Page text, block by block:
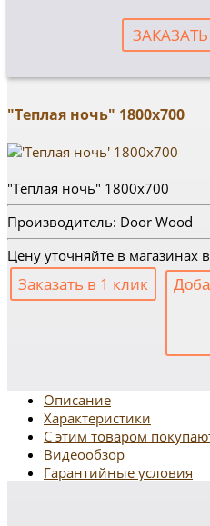
"Теплая ночь" 1800х700
"Теплая ночь" 1800х700
Производитель: Door Wood
Цену уточняйте в магазинах
Заказать в 1 клик
Описание
Характеристики
С этим товаром
Видеообзор
Гарантийные условия